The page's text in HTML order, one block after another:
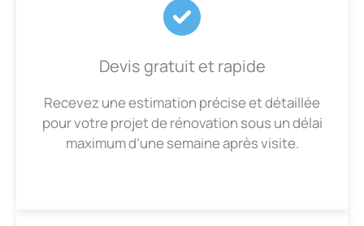
Devis gratuit et rapide
Recevez une estimation précise et détaillée
pour votre projet de rénovation sous un délai
maximum d’une semaine après visite.